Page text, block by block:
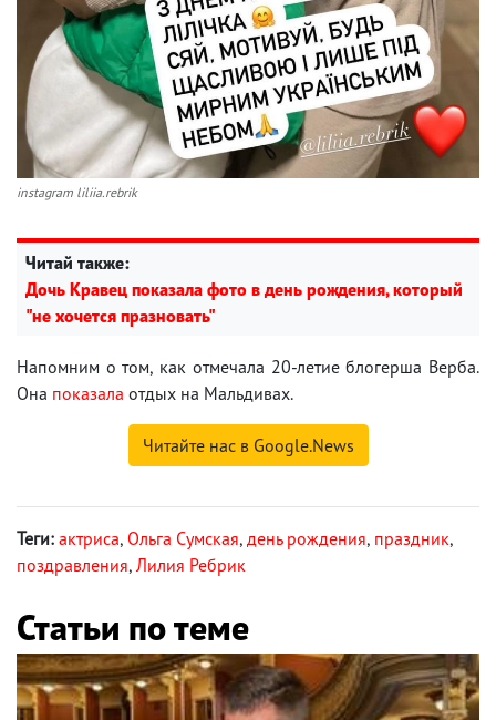
instagram liliia.rebrik
Читай также:
Дочь Кравец показала фото в день рождения, который
"не хочется празновать"
Напомним о том, как отмечала 20-летие блогерша Верба.
Она показала отдых на Мальдивах.
Читайте нас в Google.News
Теги: актриса, Ольга Сумская, день рождения, праздник,
поздравления, Лилия Ребрик
Статьи по теме